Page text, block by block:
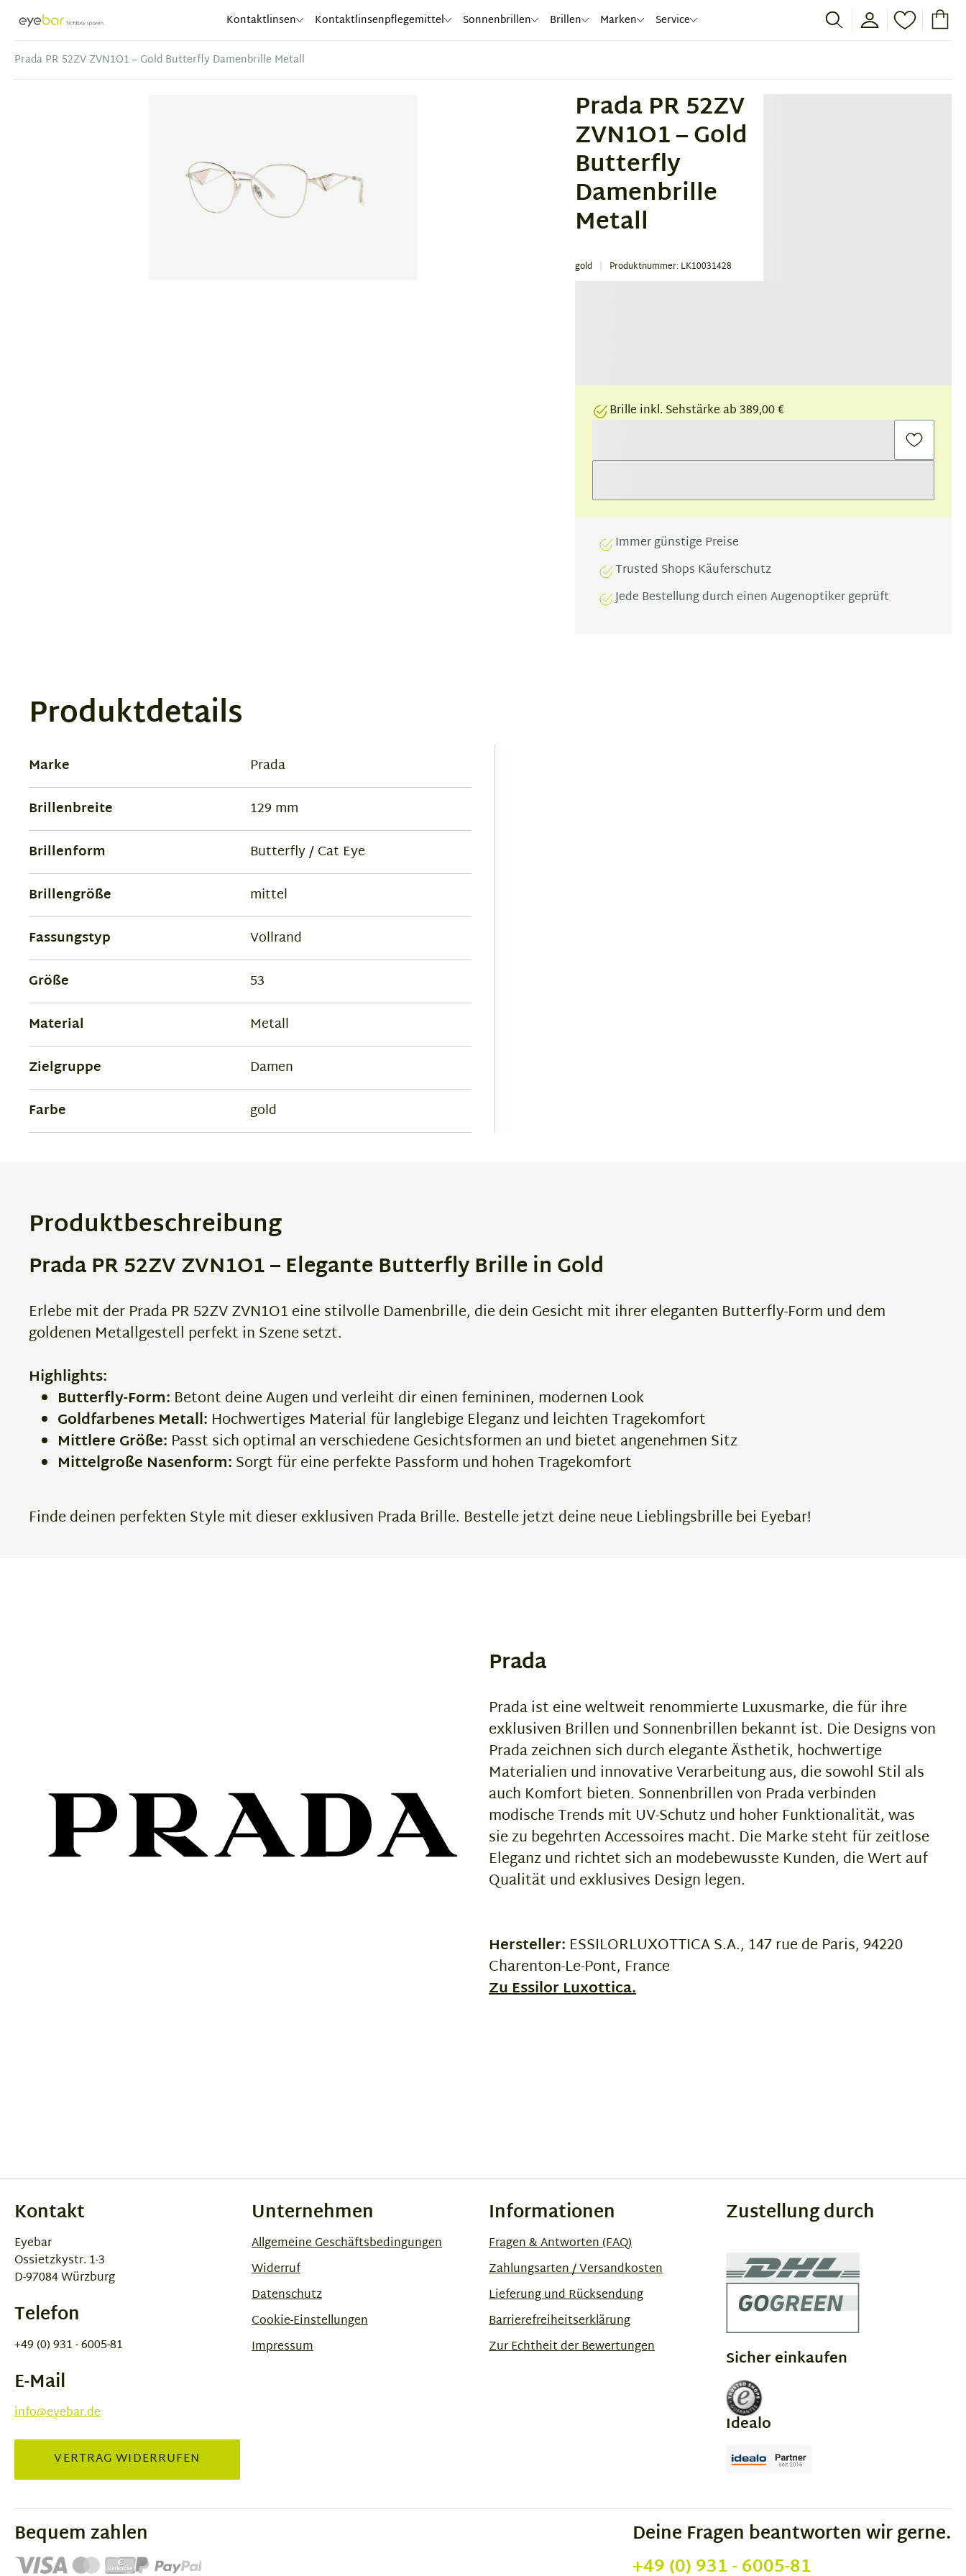
Abele Optic Kontaktlinsen Kontaktlinsenpflegemittel Sonnenbrillen Brillen Marken Service
Prada PR 52ZV ZVN1O1 – Gold Butterfly Damenbrille Metall
Prada PR 52ZV
ZVN1O1 – Gold
Butterfly
Damenbrille
Metall
gold Produktnummer: LK10031428
Brille inkl. Sehstärke ab 389,00 €
Immer günstige Preise
Trusted Shops Käuferschutz
Jede Bestellung durch einen Augenoptiker geprüft
Produktdetails
Marke
Prada
Brillenbreite
129 mm
Brillenform
Butterfly / Cat Eye
Brillengröße
mittel
Fassungstyp
Vollrand
Größe
53
Material
Metall
Zielgruppe
Damen
Farbe
gold
Produktbeschreibung
Prada PR 52ZV ZVN1O1 – Elegante Butterfly Brille in Gold
Erlebe mit der Prada PR 52ZV ZVN1O1 eine stilvolle Damenbrille, die dein Gesicht mit ihrer eleganten Butterfly-Form und dem
goldenen Metallgestell perfekt in Szene setzt.
Highlights:
Butterfly-Form: Betont deine Augen und verleiht dir einen femininen, modernen Look
Goldfarbenes Metall: Hochwertiges Material für langlebige Eleganz und leichten Tragekomfort
Mittlere Größe: Passt sich optimal an verschiedene Gesichtsformen an und bietet angenehmen Sitz
Mittelgroße Nasenform:Sorgt für eine perfekte Passform und hohen Tragekomfort
Finde deinen perfekten Style mit dieser exklusiven Prada Brille. Bestelle jetzt deine neue Lieblingsbrille bei Eyebar!
Prada
Prada ist eine weltweit renommierte Luxusmarke, die für ihre
exklusiven Brillen und Sonnenbrillen bekannt ist. Die Designs von
Prada zeichnen sich durch elegante Ästhetik, hochwertige
Materialien und innovative Verarbeitung aus, die sowohl Stil als
auch Komfort bieten. Sonnenbrillen von Prada verbinden
modische Trends mit UV-Schutz und hoher Funktionalität, was
sie zu begehrten Accessoires macht. Die Marke steht für zeitlose
Eleganz und richtet sich an modebewusste Kunden, die Wert auf
Qualität und exklusives Design legen.
Hersteller: ESSILORLUXOTTICA S.A., 147 rue de Paris, 94220
Charenton-Le-Pont, France
Zu Essilor Luxottica.
Kontakt
Eyebar
Ossietzkystr. 1-3
D-97084 Würzburg
Telefon
+49 (0) 931 - 6005-81
E-Mail
info@eyebar.de
VERTRAG WIDERRUFEN
Unternehmen
Allgemeine Geschäftsbedingungen
Widerruf
Datenschutz
Cookie-Einstellungen
Impressum
Informationen
Fragen & Antworten (FAQ)
Zahlungsarten / Versandkosten
Lieferung und Rücksendung
Barrierefreiheitserklärung
Zur Echtheit der Bewertungen
Zustellung durch
Sicher einkaufen
Idealo
Bequem zahlen
Deine Fragen beantworten wir gerne.
+49 (0) 931 - 6005-81